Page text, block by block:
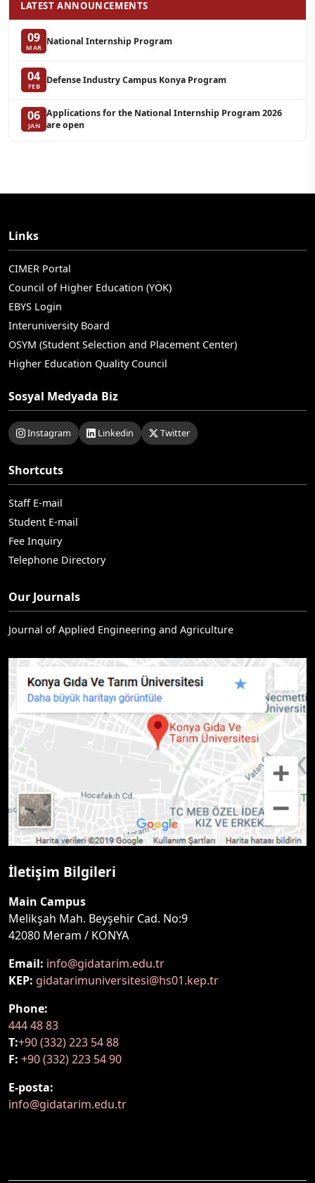
LATEST ANNOUNCEMENTS
09
MAR
National Internship Program
04
FEB
Defense Industry Campus Konya Program
06
JAN
Applications for the National Internship Program 2026
are open
Links
CIMER Portal
Council of Higher Education (YÖK)
EBYS Login
Interuniversity Board
OSYM (Student Selection and Placement Center)
Higher Education Quality Council
Sosyal Medyada Biz
Instagram Linkedin Twitter
Shortcuts
Staff E-mail
Student E-mail
Fee Inquiry
Telephone Directory
Our Journals
Journal of Applied Engineering and Agriculture
İletişim Bilgileri
Main Campus
Melikşah Mah. Beyşehir Cad. No:9
42080 Meram / KONYA
Email: info@gidatarim.edu.tr
KEP: gidatarimuniversitesi@hs01.kep.tr
Phone:
444 48 83
T:+90 (332) 223 54 88
F: +90 (332) 223 54 90
E-posta:
info@gidatarim.edu.tr